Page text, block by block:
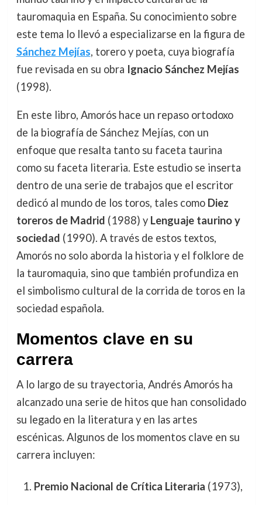
tauromaquia en España. Su conocimiento sobre
este tema lo llevó a especializarse en la figura de
Sánchez Mejías, torero y poeta, cuya biografía
fue revisada en su obra Ignacio Sánchez Mejías
(1998).
En este libro, Amorós hace un repaso ortodoxo
de la biografía de Sánchez Mejías, con un
enfoque que resalta tanto su faceta taurina
como su faceta literaria. Este estudio se inserta
dentro de una serie de trabajos que el escritor
dedicó al mundo de los toros, tales como Diez
toreros de Madrid (1988) y Lenguaje taurino y
sociedad (1990). A través de estos textos,
Amorós no solo aborda la historia y el folklore de
la tauromaquia, sino que también profundiza en
el simbolismo cultural de la corrida de toros en la
sociedad española.
Momentos clave en su
carrera
A lo largo de su trayectoria, Andrés Amorós ha
alcanzado una serie de hitos que han consolidado
su legado en la literatura y en las artes
escénicas. Algunos de los momentos clave en su
carrera incluyen:
Premio Nacional de Crítica Literaria (1973),